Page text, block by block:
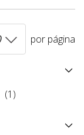
por página
(1)